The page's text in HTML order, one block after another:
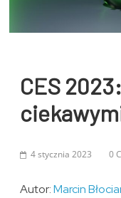
CES
4 stycznia 2023 0
Autor:Marcin